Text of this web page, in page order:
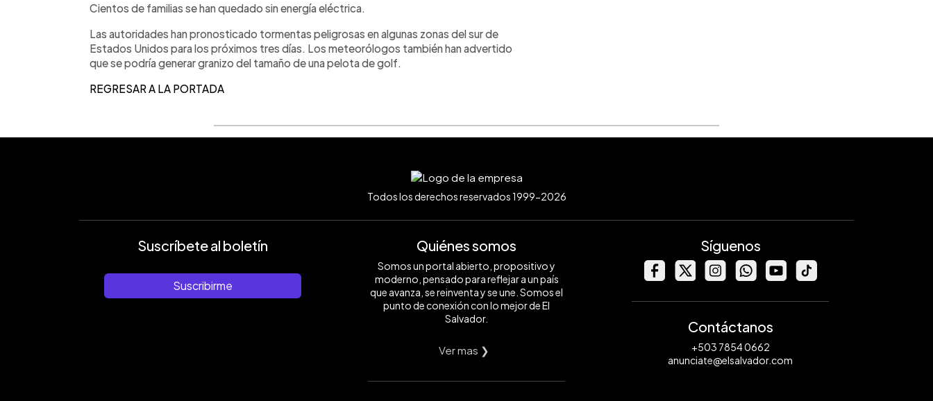
Cientos de familias se han quedado sin energía eléctrica.
Las autoridades han pronosticado tormentas peligrosas en algunas zonas del sur de
Estados Unidos para los próximos tres días. Los meteorólogos también han advertido
que se podría generar granizo del tamaño de una pelota de golf.
REGRESAR A LA PORTADA
Todos los derechos reservados 1999-2026
Suscríbete al boletín
Suscribirme
Quiénes somos
Somos un portal abierto, propositivo y
moderno, pensado para reflejar a un país
que avanza, se reinventa y se une. Somos el
punto de conexión con lo mejor de El
Salvador.
Ver mas ❯
Síguenos
Contáctanos
+503 7854 0662
anunciate@elsalvador.com